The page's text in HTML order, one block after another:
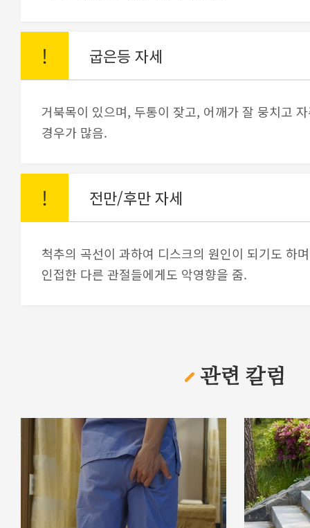
! 굽은등 자세
거북목이 있으며, 두통이 잦고, 어깨가 잘 뭉치고
경우가 많음.
! 전만/후만 자세
척추의 곡선이 과하여 디스크의 원인이 되기도 하
인접한 다른 관절들에게도 악영향을 줌.
관련 칼럼